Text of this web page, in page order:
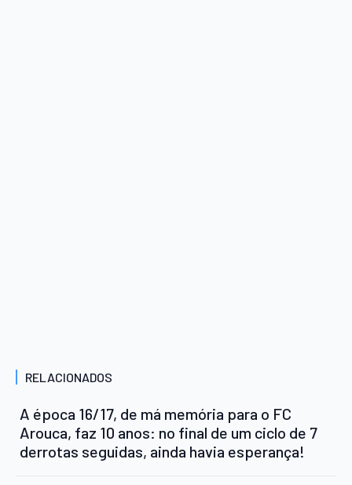
RELACIONADOS
A época 16/17, de má memória para o FC
Arouca, faz 10 anos: no final de um ciclo de 7
derrotas seguidas, ainda havia esperança!